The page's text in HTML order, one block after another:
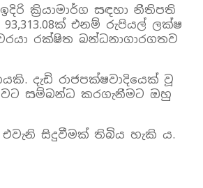
ක්‍රියාමාර්ග සඳහා නීතිපති
එනම් රුපියල් ලක්ෂ
රක්ෂිත බන්ධනාගාරගතව
දැඩි රාජපක්ෂවාදියෙක් වූ
සම්බන්ධ කරගැනීමට ඔහු
සිදුවීමක් තිබිය හැකි ය.